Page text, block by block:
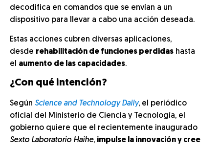
decodifica en comandos que se envían a un
dispositivo para llevar a cabo una acción deseada.
Estas acciones cubren diversas aplicaciones,
desde rehabilitación de funciones perdidas hasta
el aumento de las capacidades.
¿Con qué intención?
Según Science and Technology Daily, el periódico
oficial del Ministerio de Ciencia y Tecnología, el
gobierno quiere que el recientemente inaugurado
Sexto Laboratorio Haihe, impulse la innovación y cree